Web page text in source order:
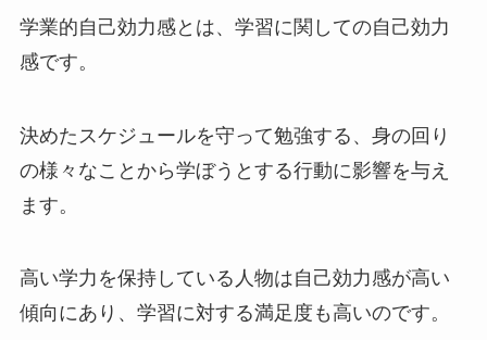
学業的自己効力感とは、学習に関しての自己効力
感です。
決めたスケジュールを守って勉強する、身の回り
の様々なことから学ぼうとする行動に影響を与え
ます。
高い学力を保持している人物は自己効力感が高い
傾向にあり、学習に対する満足度も高いのです。